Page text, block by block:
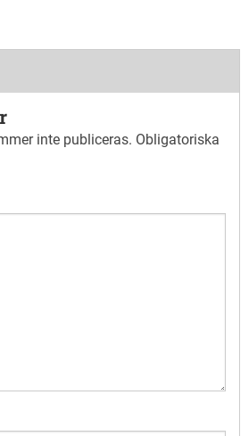
inte publiceras. Obligatoriska